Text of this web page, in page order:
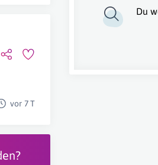
vor 7 T
Du